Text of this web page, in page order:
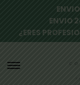
ENVIO
¿ERES